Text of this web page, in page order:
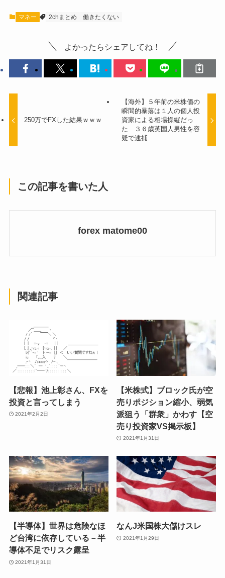
マネー 2chまとめ 働きたくない
よかったらシェアしてね！
250万でFXした結果ｗｗｗ
【海外】５年前の米株価の
瞬間的暴落は１人の個人投
資家による相場操縦だっ
た ３６歳英国人男性を容
疑で逮捕
この記事を書いた人
forex matome00
関連記事
【悲報】池上彰さん、FXを
投資と言ってしまう
2021年2月2日
【米株式】ブロック氏が空
売りポジション縮小、弱気
派狙う「群衆」かわす【空
売り投資家VS掲示板】
2021年1月31日
【半導体】世界は危険なほ
ど台湾に依存している－半
導体不足でリスク露呈
2021年1月31日
なんJ米国株大儲けスレ
2021年1月29日